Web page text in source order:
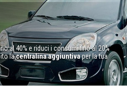
al 40% e riduci i consumi fino al 20%
lacentralina aggiuntivaper la tua